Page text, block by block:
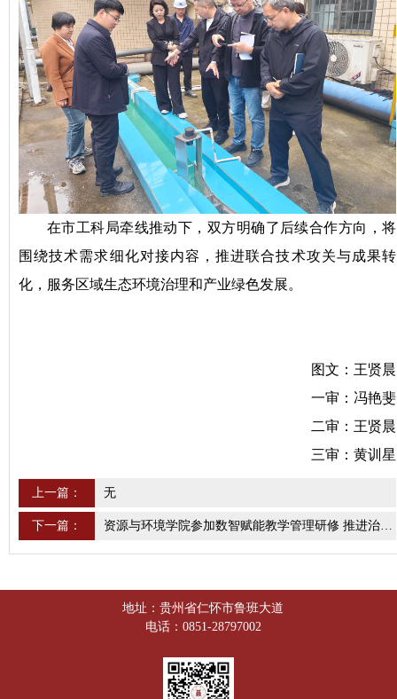
在市工科局牵线推动下，双方明确了后续合作方向，将
围绕技术需求细化对接内容，推进联合技术攻关与成果转
化，服务区域生态环境治理和产业绿色发展。
图文：王贤晨
一审：冯艳斐
二审：王贤晨
三审：黄训星
上一篇： 无
下一篇： 资源与环境学院参加数智赋能教学管理研修 推进治理能力与管理效能提升
地址：贵州省仁怀市鲁班大道
电话：0851-28797002